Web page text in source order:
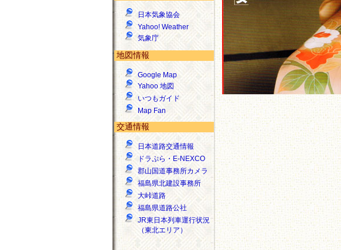
日本気象協会
Yahoo! Weather
気象庁
地図情報
Google Map
Yahoo 地図
いつもガイド
Map Fan
交通情報
日本道路交通情報
ドラぷら・E-NEXCO
郡山国道事務所カメラ
福島県北建設事務所
大峠道路
福島県道路公社
JR東日本列車運行状況
（東北エリア）